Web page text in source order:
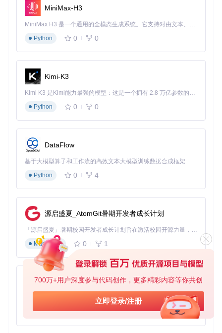
700万+用户深度参与代码创作，更多精彩内容等你共创
立即登录/注册
点击"创建"完成基础配置
资源包与模组管理技巧
打开实例设置 > "资源包"选项卡，拖放资源包文件到窗口
模组管理通过"模组"选项卡实现，支持一键安装和启用/禁
使用搜索功能快速定位特定模组，通过版本过滤确保兼容
常见误区 ：同时启用过多模组导致冲突。
验证方法：启动实例后查看日志，若无错误提示且能正常进入
游戏即配置成功。
如何解决常见启动问题与性能优化
启动失败的快速排查步骤
检查日志文件：通过"查看日志"按钮分析错误信息
模组冲突：禁用最近添加的模组后逐一测试
性能优化配置方案
内存分配：根据系统配置设置，建议4-8GB
Java参数优化：添加 -XX:+UseG1GC
参数提升垃圾回收效
图形设置：降低渲染距离和粒子效果提升帧率
常见误区：盲目分配过多内存导致系统卡顿。
：监控游戏运行时内存占用，保持在分配内存的80%
以内为佳。
核心功能实现：日志系统实现位于launcher/launch/Log
Model.cpp
MiniMax-H3
MiniMax H3 是一个通用的全模态生成系统。它支持对由文本、图像、视频和音频组成的多模态上下文进行统一理解，并能生成分辨率高达 2K、时长可达 15 秒的带原生立体声音频的视频。得益于面向任务泛化的系统设计，H3 在预训练阶段就已具备广泛的多模态上下文理解与生成能力，能够出色地执行复杂的多模态指令。
Python
0 0
Kimi-K3
Kimi K3 是Kimi能力最强的模型：这是一个拥有 2.8 万亿参数的混合专家（MoE）模型，具备原生视觉理解能力，并支持 100 万 token 的上下文窗口。
Python
0 0
DataFlow
基于大模型算子和工作流的高效文本大模型训练数据合成框架
Python
0 4
源启盛夏_AtomGit暑期开发者成长计划
「源启盛夏」暑期校园开发者成长计划旨在激活校园开源力量，通过积分激励、认证扶持、资源倾斜等形式，引导高校组织和开发者完成「入驻 — 建项目 — 做贡献 — 获认证 — 得资源」的完整闭环。无论你是想带领社团入驻平台的组织者，还是希望用代码贡献证明自己的开发者，都能在这里找到属于你的成长路径。
Markdown
0 1
py-xiaozhi
基于Python的Xiaozhi AI，适用于想要完整Xiaozhi体验而无需拥有专用硬件的用户。
Python
0 1